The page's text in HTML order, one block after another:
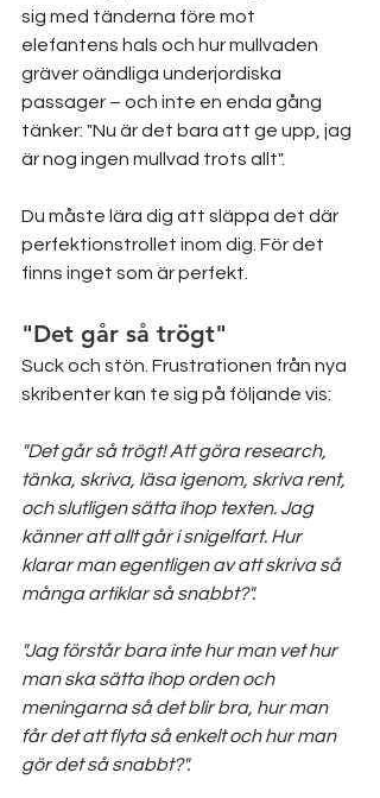
sig med tänderna före mot
elefantens hals och hur mullvaden
gräver oändliga underjordiska
passager – och inte en enda gång
tänker: "Nu är det bara att ge upp, jag
är nog ingen mullvad trots allt".
Du måste lära dig att släppa det där
perfektionstrollet inom dig. För det
finns inget som är perfekt.
"Det går så trögt"
Suck och stön. Frustrationen från nya
skribenter kan te sig på följande vis:
"Det går så trögt! Att göra research,
tänka, skriva, läsa igenom, skriva rent,
och slutligen sätta ihop texten. Jag
känner att allt går i snigelfart. Hur
klarar man egentligen av att skriva så
många artiklar så snabbt?".
"Jag förstår bara inte hur man vet hur
man ska sätta ihop orden och
meningarna så det blir bra, hur man
får det att flyta så enkelt och hur man
gör det så snabbt?".